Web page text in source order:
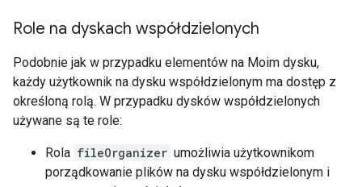
Role na dyskach współdzielonych
Podobnie jak w przypadku elementów na Moim dysku,
każdy użytkownik na dysku współdzielonym ma dostęp z
określoną rolą. W przypadku dysków współdzielonych
używane są te role:
Rola fileOrganizer umożliwia użytkownikom
porządkowanie plików na dysku współdzielonym i